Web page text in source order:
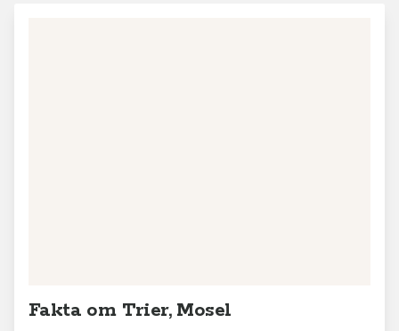
Fakta om Trier, Mosel